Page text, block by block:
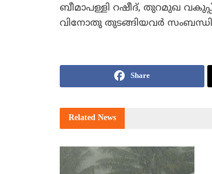
ബീമാപള്ളി റഷീദ്, തുറമുഖ
വിനോതു തുടങ്ങിയവര്‍
Share
Related News